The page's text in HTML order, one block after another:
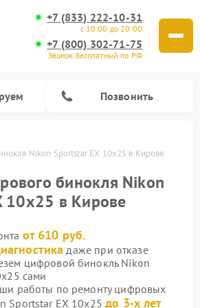
+7 (833) 222-10-31
с 10:00 до 20:00
+7 (800) 302-71-75
Звонок бесплатный по РФ
Позвонить
Nikon Sportstar EX 10x25 в Кирове
бинокля Nikon
10x25 в Кирове
от 610 руб.
даже при отказе
цифровой бинокль Nikon
сами
работы по ремонту цифровых
Sportstar EX 10x25до 3-х лет